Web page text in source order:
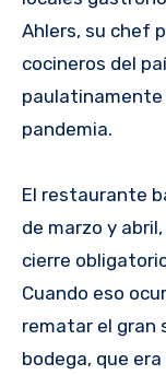
Ahlers, su chef
cocineros del
paulatinamente
pandemia.
El restaurante
de marzo y
cierre
Cuando eso
rematar el gran
bodega, que